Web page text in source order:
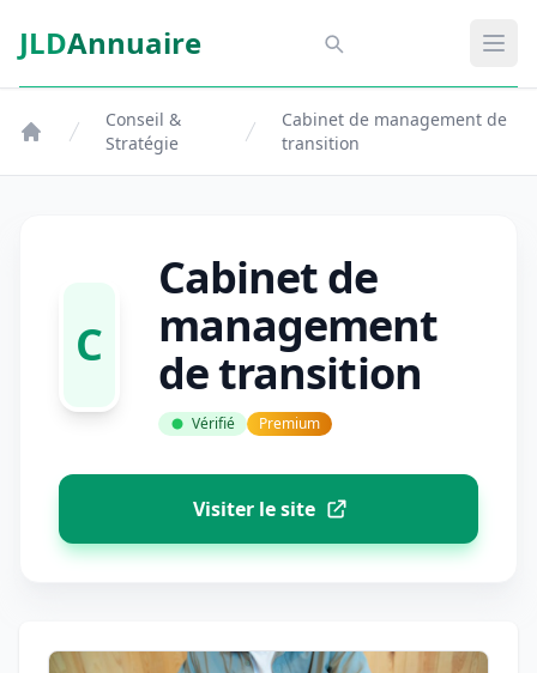
Aspect SDM
JLDAnnuaire
Conseil &
Stratégie
Cabinet de management de
transition
C
Cabinet de
management
de transition
Vérifié Premium
Visiter le site